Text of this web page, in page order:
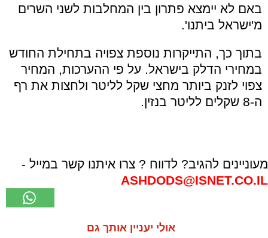
באם לא יימצא פתרון בין המחלבות לשני השרים
מ'ישראל ביתנו'.
בתוך כך, התייקרות נוספת צפויה בתחילת החודש
במחירי הדלק בישראל. על פי ההערכות, המחיר
צפוי לזנק ביותר מחצי שקל לליטר ולחצות את רף
ה-8 שקלים לליטר בנזין.
מעוניינים להגיב? לדווח ? צרו איתנו קשר במייל -
ASHDODS@ISNET.CO.IL
אולי יעניין אותך גם